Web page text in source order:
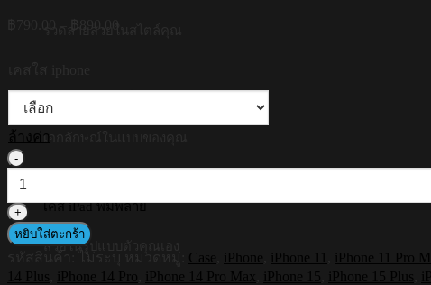
เอกลักษณ์ในแบบของคุณ
เคส iPad พิมพ์ลาย
สวยในรูปแบบตัวคุณเอง
฿890.00
ล้างค่า
SHIELD
เคส
ใส
กระแทก
หยิบใส่ตะกร้า
Case iPhone iPhone 11 iPhone 11 Pro
14 Plus
iPhone 14 Pro iPhone 14 Pro Max iPhone 15 iPhone 15 Plus